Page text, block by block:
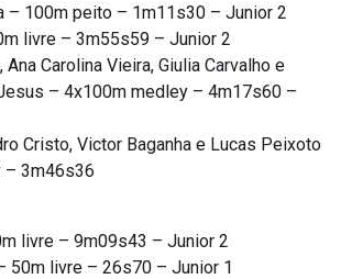
– 100m peito – 1m11s30 – Junior 2
livre – 3m55s59 – Junior 2
Ana Carolina Vieira, Giulia Carvalho e
– 4x100m medley – 4m17s60 –
Cristo, Victor Baganha e Lucas Peixoto
– 3m46s36
livre – 9m09s43 – Junior 2
50m livre – 26s70 – Junior 1